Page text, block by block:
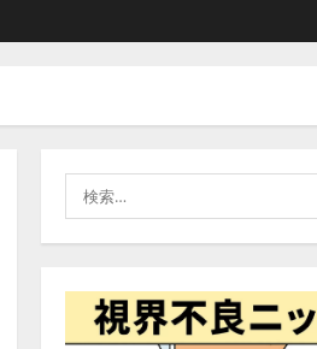
索:
グ動画公
年の夏は
2026/08/
「
4
レアラ、
務所を推
×5つのAI
2026/08/